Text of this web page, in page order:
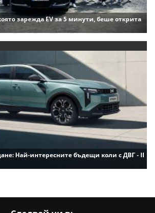
зарежда EV за 5 минути, беше открита
Най-интересните бъдещи коли с ДВГ - II